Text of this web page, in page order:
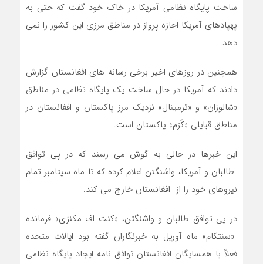
ساخت پایگاه نظامی آمریکا در خاک خود گفت که حتی به
پهپادهای آمریکا اجازه پرواز در مناطق مرزی این کشور را نمی
دهد.
همچنین در روزهای اخیر برخی رسانه های افغانستان گزارش
دادند که آمریکا در حال ساخت یک پایگاه نظامی در مناطق
«شالوزان» و «ترمینال» نزدیک مرز پاکستان و افغانستان در
مناطق قبایلی «کُرَم» پاکستان است.
این خبرها در حالی به گوش می رسند که در پی توافق
طالبان و آمریکا، واشنگتن اعلام کرده که تا ماه سپتامبر تمام
نیروهای خود را از افغانستان خارج می کند.
در پی توافق طالبان و واشنگتن، «کنت اف مکنزی» فرمانده
«سنتکام» ماه آوریل به خبرنگاران گفته بود ایالات متحده
فعلاً با همسایگان افغانستان توافق نامه ایجاد پایگاه نظامی